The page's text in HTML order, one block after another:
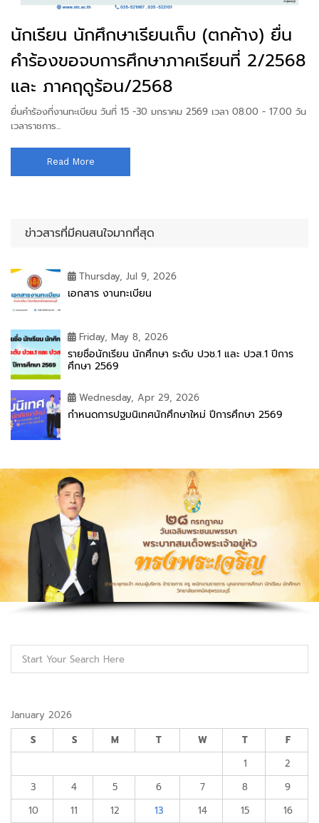
นักเรียน นักศึกษาเรียนเก็บ (ตกค้าง) ยื่น
คำร้องขอจบการศึกษาภาคเรียนที่ 2/2568
และ ภาคฤดูร้อน/2568
ยื่นคำร้องที่งานทะเบียน วันที่ 15 -30 มกราคม 2569 เวลา 08.00 - 17.00 วัน
เวลาราชการ...
Read More
ข่าวสารที่มีคนสนใจมากที่สุด
Thursday, Jul 9, 2026
เอกสาร งานทะเบียน
Friday, May 8, 2026
รายชื่อนักเรียน นักศึกษา ระดับ ปวช.1 และ ปวส.1 ปีการ
ศึกษา 2569
Wednesday, Apr 29, 2026
กำหนดการปฐมนิเทศนักศึกษาใหม่ ปีการศึกษา 2569
January 2026
S
S M T W T
F
1
2
3
4 5 6 7 8
9
10
11 12 13 14 15 16